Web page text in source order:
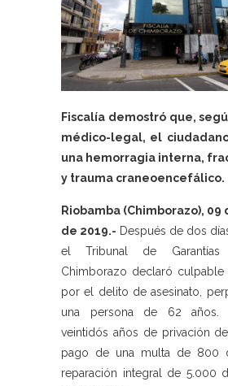
Fiscalía demostró que,
médico-legal, el
una hemorragia interna,
y trauma craneoencefálico.
Riobamba (Chimborazo),
de 2019.- Después de dos
el Tribunal de Garantías
Chimborazo declaró culpable
por el delito de asesinato,
una persona de 62 años.
veintidós años de privación
pago de una multa de 800
reparación integral de 5.000